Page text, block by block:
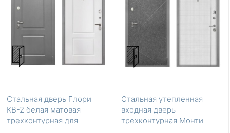
Стальная дверь Глори
КВ-2 белая матовая
трехконтурная для
Стальная утепленная
входная дверь
трехконтурная Монти